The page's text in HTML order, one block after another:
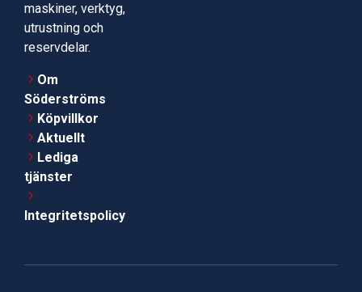
maskiner, verktyg,
utrustning och
reservdelar.
Om
Söderströms
Köpvillkor
Aktuellt
Lediga
tjänster
Integritetspolicy